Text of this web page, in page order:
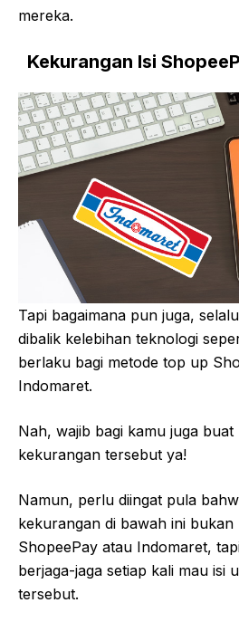
mereka.
Kekurangan Isi
Tapi bagaimana pun juga,
dibalik kelebihan teknologi
berlaku bagi metode top up
Indomaret.
Nah, wajib bagi kamu juga buat
kekurangan tersebut ya!
Namun, perlu diingat pula
kekurangan di bawah ini
ShopeePay atau Indomaret,
berjaga-jaga setiap kali mau isi
tersebut.